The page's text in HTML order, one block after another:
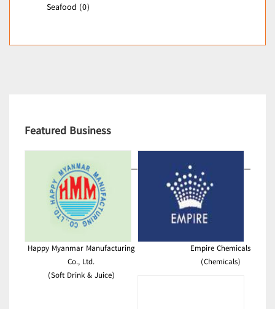
Seafood (0)
Featured Business
Happy Myanmar Manufacturing
Co., Ltd.
(Soft Drink & Juice)
Empire Chemicals
(Chemicals)